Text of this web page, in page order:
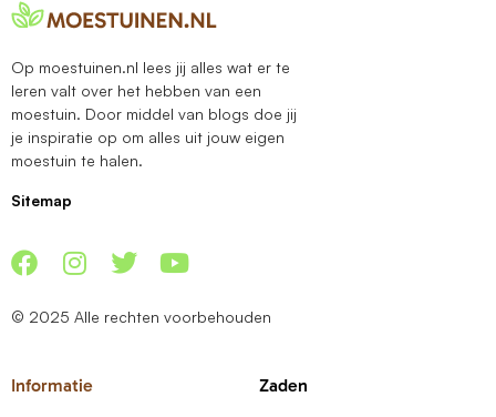
Op moestuinen.nl lees jij alles wat er te
leren valt over het hebben van een
moestuin. Door middel van blogs doe jij
je inspiratie op om alles uit jouw eigen
moestuin te halen.
Sitemap
© 2025 Alle rechten voorbehouden
Informatie Zaden